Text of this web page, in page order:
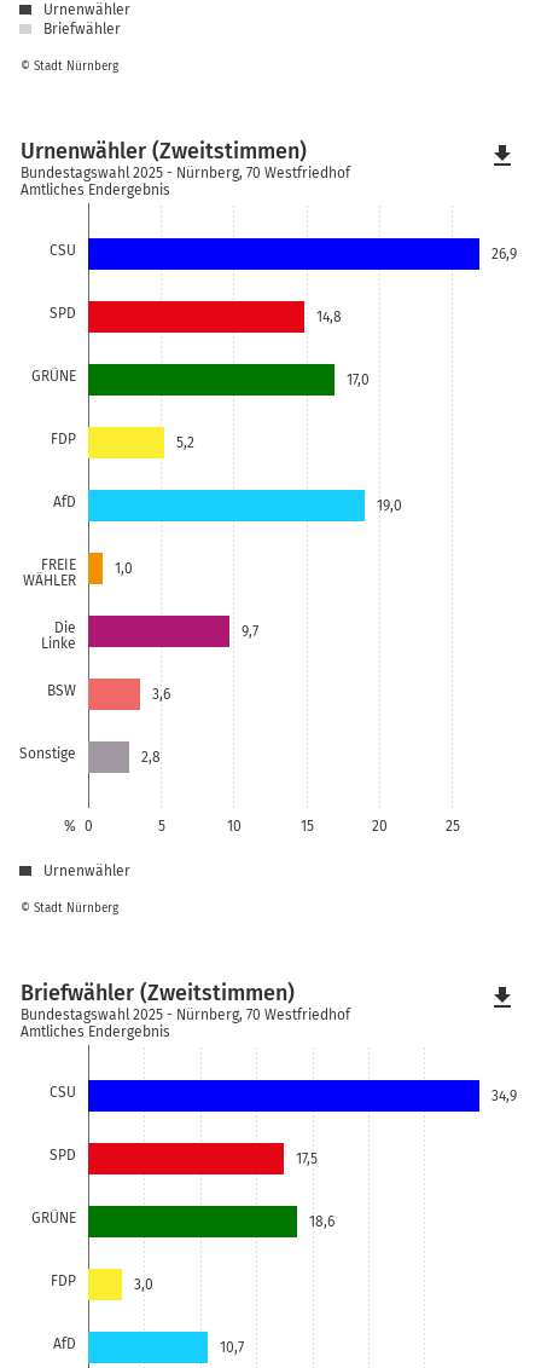
© Stadt Nürnberg
Urnenwähler
Briefwähler
CSU
SPD
GRÜNE
FDP
AfD
FREIE
WÄHLER
Die
Linke
BSW
Sonstige
0 5 10 15 20 25
%
26,9
14,8
17,0
5,2
19,0
1,0
9,7
3,6
2,8
© Stadt Nürnberg
Urnenwähler (Zweitstimmen)
Bundestagswahl 2025 - Nürnberg, 70 Westfriedhof
Amtliches Endergebnis
Urnenwähler
file_download
CSU
SPD
GRÜNE
FDP
AfD
34,9
17,5
18,6
3,0
10,7
Briefwähler (Zweitstimmen)
Bundestagswahl 2025 - Nürnberg, 70 Westfriedhof
Amtliches Endergebnis
file_download